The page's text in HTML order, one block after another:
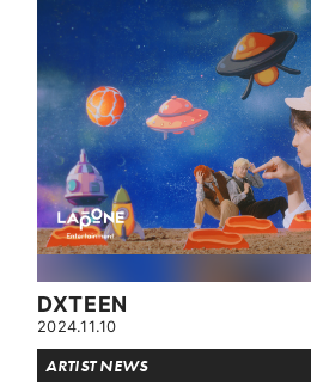
DXTEEN
2024.11.10
ARTIST NEWS